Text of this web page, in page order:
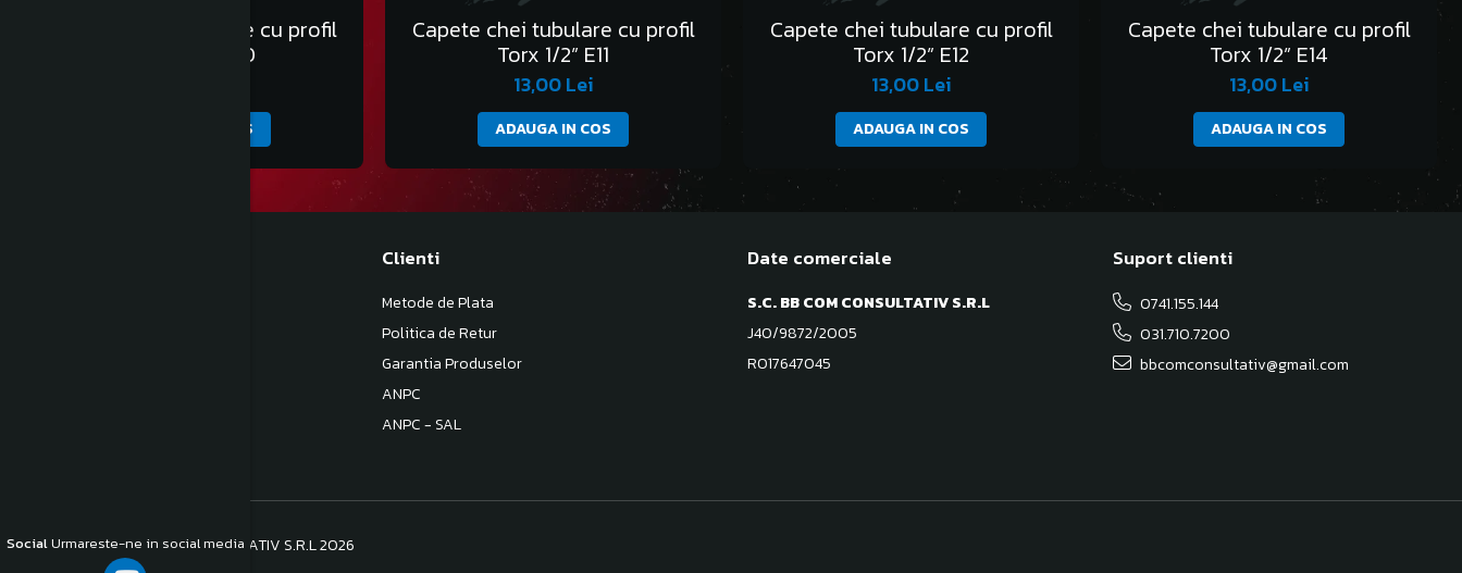
SocialUrmareste-ne in social media
Capete chei tubulare cu profil
Torx 1/2” E10
ADAUGA IN COS
Capete chei tubulare cu profil
Torx 1/2” E11
13,00 Lei
ADAUGA IN COS
Capete chei tubulare cu profil
Torx 1/2” E12
13,00 Lei
ADAUGA IN COS
Capete chei tubulare cu profil
Torx 1/2” E14
13,00 Lei
ADAUGA IN COS
Clienti
Metode de Plata
Politica de Retur
Garantia Produselor
ANPC
ANPC - SAL
Date comerciale
S.C. BB COM CONSULTATIV S.R.L
J40/9872/2005
RO17647045
Suport clienti
0741.155.144
031.710.7200
bbcomconsultativ@gmail.com
©Copyright S.C. BB COM CONSULTATIV S.R.L 2026
Platforma E-commerce by Gomag